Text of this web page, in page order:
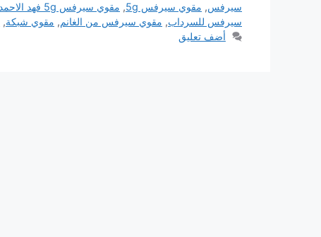
سيرفس, مقوي سيرفس 5g , مقوي سيرفس 5g فهد الاحمد
سيرفس للسرداب, مقوي سيرفس من الغانم, مقوي شبكة,
أضف تعليق